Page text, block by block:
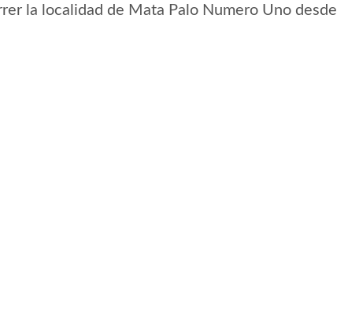
la localidad de Mata Palo Numero Uno desde